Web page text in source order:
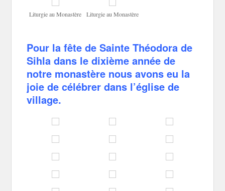
Liturgie au Monastère Liturgie au Monastère
Pour la fête de Sainte Théodora de
Sihla dans le dixième année de
notre monastère nous avons eu la
joie de célébrer dans l’église de
village.